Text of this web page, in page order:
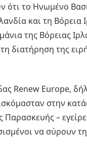
το Ηνωμένο
και τη Βόρεια
της Βόρειας
διατήρηση της
Renew Europe,
στην
–
να σύρουν